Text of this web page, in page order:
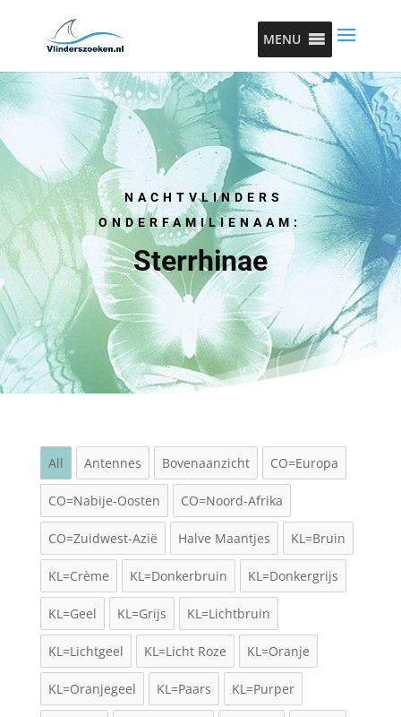
MENU
NACHTVLINDERS
ONDERFAMILIENAAM:
Sterrhinae
All Antennes Bovenaanzicht CO=Europa
CO=Nabije-Oosten CO=Noord-Afrika
CO=Zuidwest-Azië Halve Maantjes KL=Bruin
KL=Crème KL=Donkerbruin KL=Donkergrijs
KL=Geel KL=Grijs KL=Lichtbruin
KL=Lichtgeel KL=Licht Roze KL=Oranje
KL=Oranjegeel KL=Paars KL=Purper